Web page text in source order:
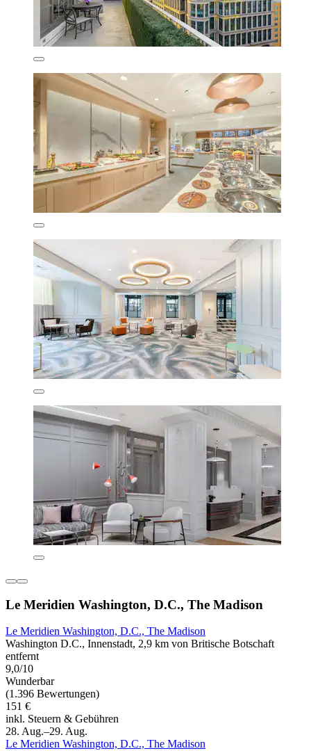
Le Meridien Washington, D.C., The Madison
Le Meridien Washington, D.C., The Madison
Washington D.C., Innenstadt, 2,9 km von Britische Botschaft
entfernt
9,0/10
Wunderbar
(1.396 Bewertungen)
151 €
inkl. Steuern & Gebühren
28. Aug.–29. Aug.
Le Meridien Washington, D.C., The Madison